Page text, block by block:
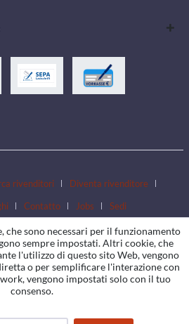
rivenditori
Diventa rivenditore
Contatto Jobs Sedi
che sono necessari per il funzionamento
sempre impostati. Altri cookie, che
l'utilizzo di questo sito Web, vengono
o per semplificare l'interazione con
vengono impostati solo con il tuo
consenso.